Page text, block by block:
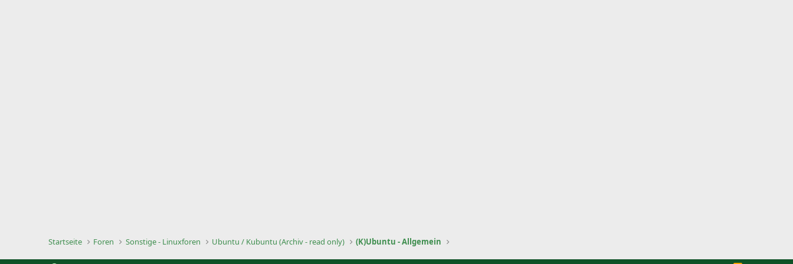
Startseite Foren Sonstige - Linuxforen Ubuntu / Kubuntu (Archiv - read only) (K)Ubuntu - Allgemein